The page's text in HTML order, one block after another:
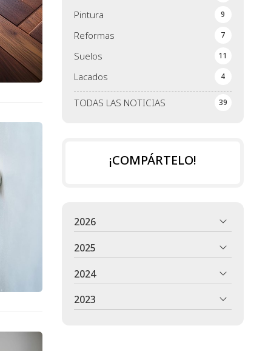
TODAS LAS NOTICIAS 39
Pintura 9
Reformas 7
Suelos 11
Lacados 4
¡COMPÁRTELO!
2026
2025
2024
2023